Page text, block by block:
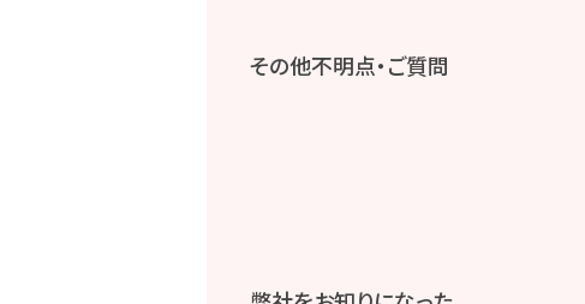
その他不明点・ご質問